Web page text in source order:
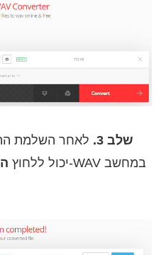
שלב 3.
לאחר השלמת
יכול ללחוץ